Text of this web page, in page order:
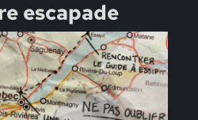
escapade